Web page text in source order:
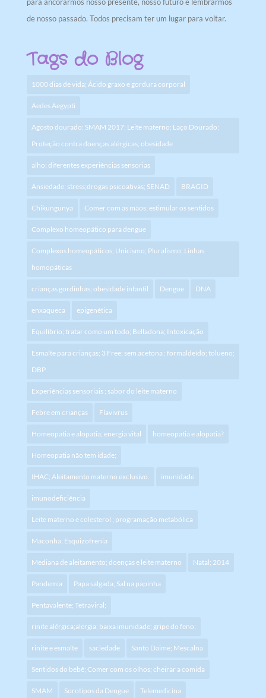
de nosso passado. Todos precisam ter um lugar para voltar.
Tags do Blog
1000 dias de vida; Ácido graxo e gordura corporal
Aedes Aegypti
Agosto dourado; SMAM 2017; Leite materno; Laço Dourado;
Proteção contra doenças alérgicas; obesidade
alho; diferentes experiências sensorias
Ansiedade; stress;drogas psicoativas; SENAD BRAGID
Chikungunya Comer com as mãos; estimular os sentidos
Complexo homeopático para dengue
Complexos homeopáticos; Unicismo; Pluralismo; Linhas
homopáticas
crianças gordinhas; obesidade infantil Dengue DNA
enxaqueca epigenética
Equilíbrio; tratar como um todo; Belladona; Intoxicação
Esmalte para crianças; 3 Free; sem acetona ; formaldeído; tolueno;
DBP
Experiências sensoriais ; sabor do leite materno
Febre em crianças Flavivrus
Homeopatia e alopatia; energia vital homeopatia e alopatia?
Homeopatia não tem idade;
IHAC; Aleitamento materno exclusivo. imunidade
imunodeficiência
Leite materno e colesterol ; programação metabólica
Maconha; Esquizofrenia
Mediana de aleitamento; doenças e leite materno Natal; 2014
Pandemia Papa salgada; Sal na papinha
Pentavalente; Tetraviral;
rinite alérgica;alergia; baixa imunidade; gripe do feno;
rinite e esmalte saciedade Santo Daime; Mescalna
Sentidos do bebê; Comer com os olhos; cheirar a comida
SMAM Sorotipos da Dengue Telemedicina